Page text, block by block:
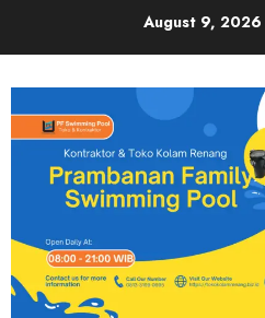
August 9, 2026